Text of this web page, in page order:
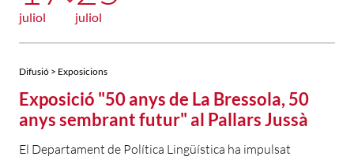
juliol juliol
Difusió > Exposicions
Exposició "50 anys de La Bressola, 50
anys sembrant futur" al Pallars Jussà
El Departament de Política Lingüística ha impulsat